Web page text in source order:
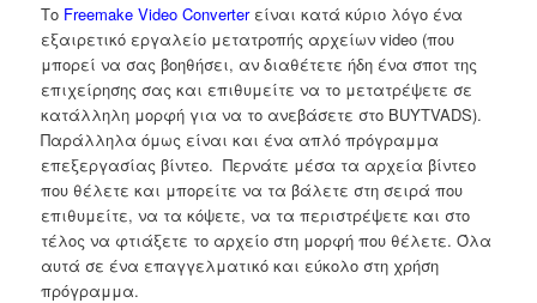
Το Freemake Video Converterείναι κατά κύριο λόγο ένα
εξαιρετικό εργαλείο μετατροπής αρχείων video (που
μπορεί να σας βοηθήσει, αν διαθέτετε ήδη ένα σποτ της
επιχείρησης σας και επιθυμείτε να το μετατρέψετε σε
κατάλληλη μορφή για να το ανεβάσετε στο BUYTVADS).
Παράλληλα όμως είναι και ένα απλό πρόγραμμα
επεξεργασίας βίντεο. Περνάτε μέσα τα αρχεία βίντεο
που θέλετε και μπορείτε να τα βάλετε στη σειρά που
επιθυμείτε, να τα κόψετε, να τα περιστρέψετε και στο
τέλος να φτιάξετε το αρχείο στη μορφή που θέλετε. Όλα
αυτά σε ένα επαγγελματικό και εύκολο στη χρήση
πρόγραμμα.